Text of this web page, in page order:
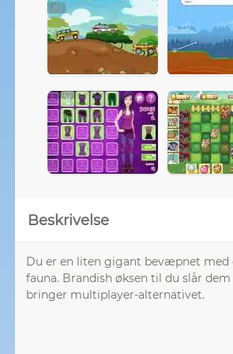
Beskrivelse
Du er en liten gigant bevæpnet
fauna. Brandish øksen til du slår
bringer multiplayer-alternativet.